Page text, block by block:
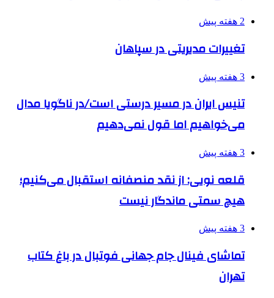
2 هفته پیش
تغییرات مدیریتی در سپاهان
3 هفته پیش
تنیس ایران در مسیر درستی است/در ناگویا مدال
می‌خواهیم اما قول نمی‌دهیم
3 هفته پیش
قلعه نویی: از نقد منصفانه استقبال می‌کنیم؛
هیچ سمتی ماندگار نیست
3 هفته پیش
تماشای فینال جام جهانی فوتبال در باغ کتاب
تهران